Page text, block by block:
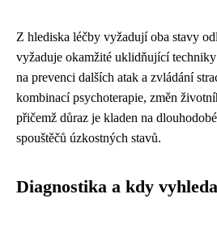
Z hlediska léčby vyžadují oba stavy
vyžaduje okamžité uklidňující
na prevenci dalších atak a zvládání
kombinací psychoterapie, změn
přičemž důraz je kladen na
spouštěčů úzkostných stavů.
Diagnostika a kdy